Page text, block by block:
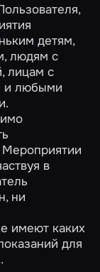
детям,
людям с
лицам с
и любыми
Мероприятии
в
ни
имеют каких
для